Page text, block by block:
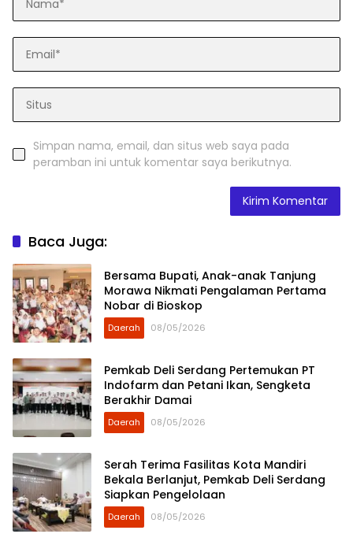
Simpan nama, email, dan situs web saya pada
peramban ini untuk komentar saya berikutnya.
Baca Juga:
Bersama Bupati, Anak-anak Tanjung
Morawa Nikmati Pengalaman Pertama
Nobar di Bioskop
Daerah 08/05/2026
Pemkab Deli Serdang Pertemukan PT
Indofarm dan Petani Ikan, Sengketa
Berakhir Damai
Daerah 08/05/2026
Serah Terima Fasilitas Kota Mandiri
Bekala Berlanjut, Pemkab Deli Serdang
Siapkan Pengelolaan
Daerah 08/05/2026